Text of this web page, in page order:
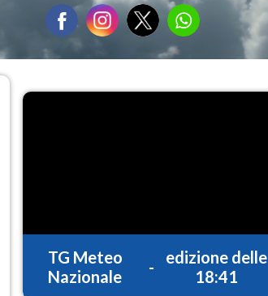
TG Meteo
Nazionale
-
edizione delle
18:41